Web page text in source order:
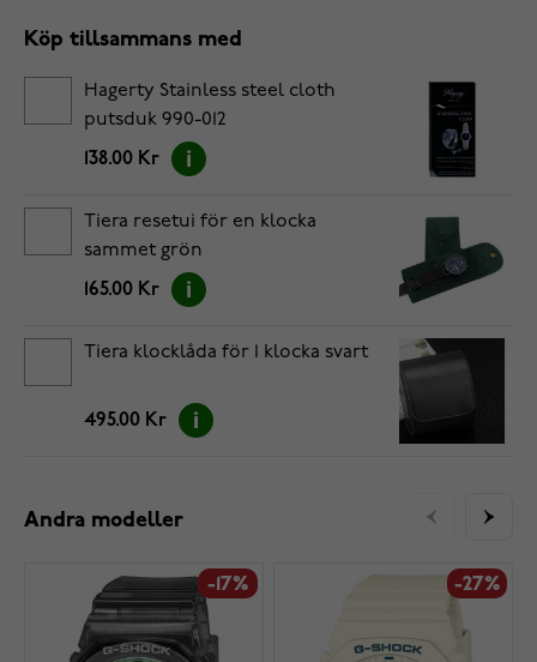
Köp tillsammans med
Hagerty Stainless steel cloth
putsduk 990-012
138.00 Kr
Tiera resetui för en klocka
sammet grön
165.00 Kr
Tiera klocklåda för 1 klocka svart
495.00 Kr
Andra modeller
-17% -27%